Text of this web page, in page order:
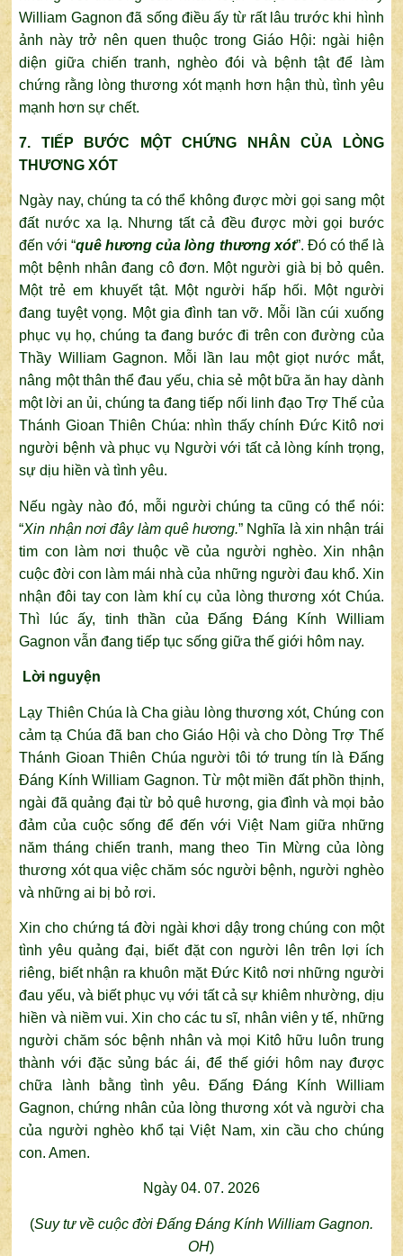
William Gagnon đã sống điều ấy từ rất lâu trước khi hình
ảnh này trở nên quen thuộc trong Giáo Hội: ngài hiện
diện giữa chiến tranh, nghèo đói và bệnh tật để làm
chứng rằng lòng thương xót mạnh hơn hận thù, tình yêu
mạnh hơn sự chết.
7. TIẾP BƯỚC MỘT CHỨNG NHÂN CỦA LÒNG
THƯƠNG XÓT
Ngày nay, chúng ta có thể không được mời gọi sang một
đất nước xa lạ. Nhưng tất cả đều được mời gọi bước
đến với “quê hương của lòng thương xót”. Đó có thể là
một bệnh nhân đang cô đơn. Một người già bị bỏ quên.
Một trẻ em khuyết tật. Một người hấp hối. Một người
đang tuyệt vọng. Một gia đình tan vỡ. Mỗi lần cúi xuống
phục vụ họ, chúng ta đang bước đi trên con đường của
Thầy William Gagnon. Mỗi lần lau một giọt nước mắt,
nâng một thân thể đau yếu, chia sẻ một bữa ăn hay dành
một lời an ủi, chúng ta đang tiếp nối linh đạo Trợ Thế của
Thánh Gioan Thiên Chúa: nhìn thấy chính Đức Kitô nơi
người bệnh và phục vụ Người với tất cả lòng kính trọng,
sự dịu hiền và tình yêu.
Nếu ngày nào đó, mỗi người chúng ta cũng có thể nói:
“Xin nhận nơi đây làm quê hương.” Nghĩa là xin nhận trái
tim con làm nơi thuộc về của người nghèo. Xin nhận
cuộc đời con làm mái nhà của những người đau khổ. Xin
nhận đôi tay con làm khí cụ của lòng thương xót Chúa.
Thì lúc ấy, tinh thần của Đấng Đáng Kính William
Gagnon vẫn đang tiếp tục sống giữa thế giới hôm nay.
Lời nguyện
Lạy Thiên Chúa là Cha giàu lòng thương xót, Chúng con
cảm tạ Chúa đã ban cho Giáo Hội và cho Dòng Trợ Thế
Thánh Gioan Thiên Chúa người tôi tớ trung tín là Đấng
Đáng Kính William Gagnon. Từ một miền đất phồn thịnh,
ngài đã quảng đại từ bỏ quê hương, gia đình và mọi bảo
đảm của cuộc sống để đến với Việt Nam giữa những
năm tháng chiến tranh, mang theo Tin Mừng của lòng
thương xót qua việc chăm sóc người bệnh, người nghèo
và những ai bị bỏ rơi.
Xin cho chứng tá đời ngài khơi dậy trong chúng con một
tình yêu quảng đại, biết đặt con người lên trên lợi ích
riêng, biết nhận ra khuôn mặt Đức Kitô nơi những người
đau yếu, và biết phục vụ với tất cả sự khiêm nhường, dịu
hiền và niềm vui. Xin cho các tu sĩ, nhân viên y tế, những
người chăm sóc bệnh nhân và mọi Kitô hữu luôn trung
thành với đặc sủng bác ái, để thế giới hôm nay được
chữa lành bằng tình yêu. Đấng Đáng Kính William
Gagnon, chứng nhân của lòng thương xót và người cha
của người nghèo khổ tại Việt Nam, xin cầu cho chúng
con. Amen.
Ngày 04. 07. 2026
(Suy tư về cuộc đời Đấng Đáng Kính William Gagnon.
OH)